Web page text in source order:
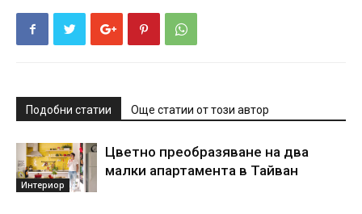
Подобни статии Още статии от този автор
Интериор
Цветно преобразяване на два
малки апартамента в Тайван